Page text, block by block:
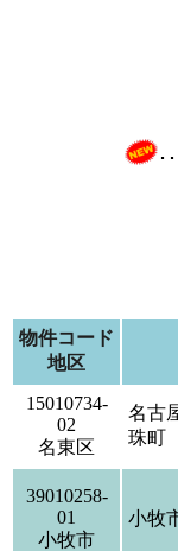
･
物件コード
地区
15010734-
02
名東区
名古
珠町
39010258-
01
小牧市
小牧